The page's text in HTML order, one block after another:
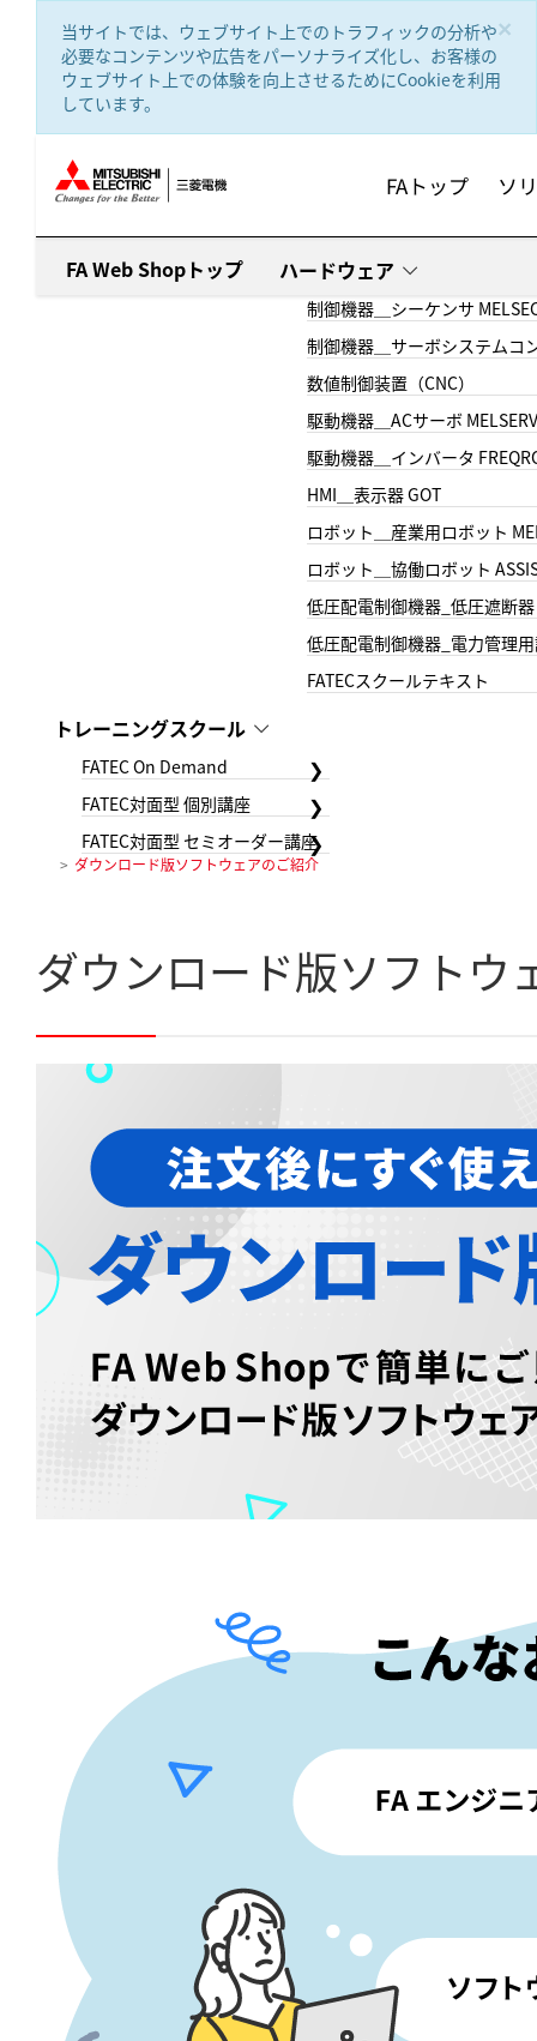
×
当サイトでは、ウェブサイト上でのトラフィックの分析や
必要なコンテンツや広告をパーソナライズ化し、お客様の
ウェブサイト上での体験を向上させるためにCookieを利用
しています。
FAトップ ソ
FA Web Shopトップ ハードウェア
制御機器＿シーケンサ
制御機器＿サーボシステムコ
数値制御装置（CNC）
駆動機器＿ACサーボ
駆動機器＿インバータ
HMI＿表示器 GOT
ロボット＿産業用ロボット
ロボット＿協働ロボット
低圧配電制御機器_低圧遮断器
低圧配電制御機器_電力管理
FATECスクールテキスト
トレーニングスクール
FATEC On Demand
FATEC対面型 個別講座
FATEC対面型 セミオーダー講座
ダウンロード版ソフトウェアのご紹介
ダウンロード版ソフトウ